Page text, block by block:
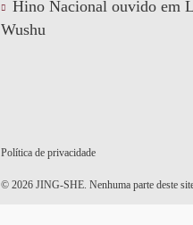
Hino Nacional ouvido em
Wushu
Política de privacidade
© 2026 JING-SHE. Nenhuma parte deste